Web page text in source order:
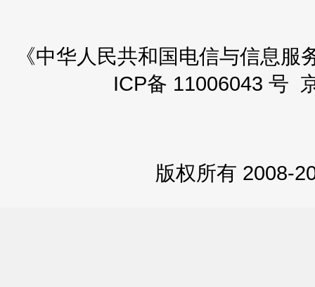
《中华人民共和国电信与信息
ICP备 11006043 号
版权所有 2008-